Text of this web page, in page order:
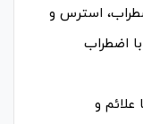
استرس و
اضطراب
علائم و